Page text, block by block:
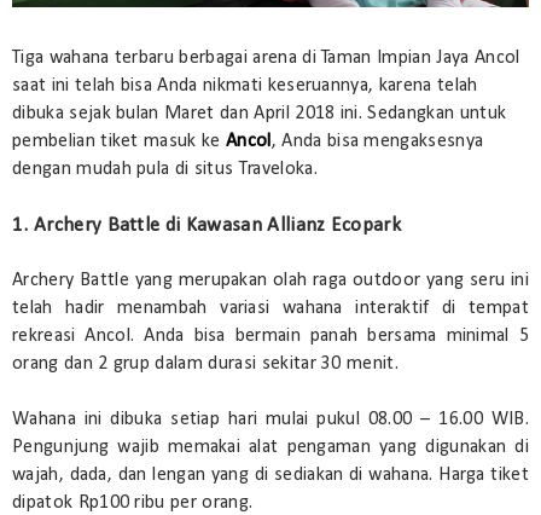
Tiga wahana terbaru berbagai arena di Taman Impian Jaya Ancol
saat ini telah bisa Anda nikmati keseruannya, karena telah
dibuka sejak bulan Maret dan April 2018 ini. Sedangkan untuk
pembelian tiket masuk keAncol, Anda bisa mengaksesnya
dengan mudah pula di situs Traveloka.
1. Archery Battle di Kawasan Allianz Ecopark
Archery Battle yang merupakan olah raga outdoor yang seru ini
telah hadir menambah variasi wahana interaktif di tempat
rekreasi Ancol. Anda bisa bermain panah bersama minimal 5
orang dan 2 grup dalam durasi sekitar 30 menit.
Wahana ini dibuka setiap hari mulai pukul 08.00 – 16.00 WIB.
Pengunjung wajib memakai alat pengaman yang digunakan di
wajah, dada, dan lengan yang di sediakan di wahana. Harga tiket
dipatok Rp100 ribu per orang.